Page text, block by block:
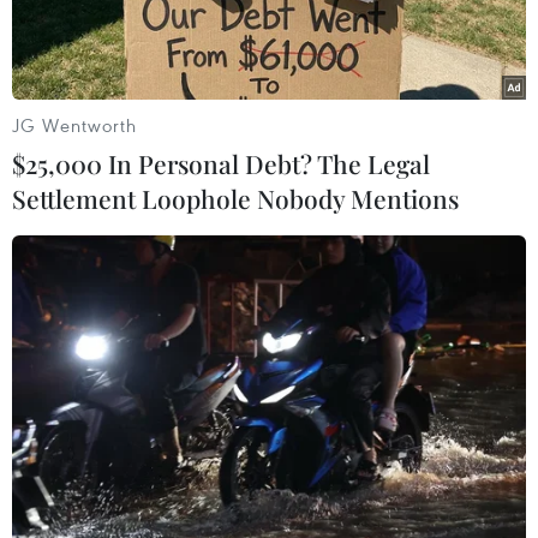
Binh sỹ bán quân sự Ấn Độ tuần tra trong thời gian áp đặt lệnh
giới nghiêm tại Srinagar ngày 5/8. (Ảnh: AFP/TTXVN)
Chính phủ Ấn Độ ngày 11/8 đã tái áp đặt một số
hạn chế tại nhiều nơi ở khu vực Kashmir phần
do nước này kiểm soát, trước thềm lễ hội Eid-al-
JG Wentworth
$25,000 In Personal Debt? The Legal
Settlement Loophole Nobody Mentions